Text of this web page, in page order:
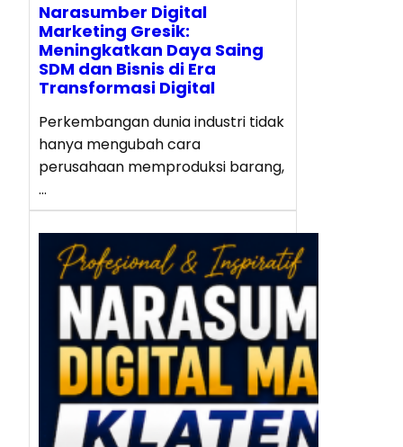
Narasumber Digital
Marketing Gresik:
Meningkatkan Daya Saing
SDM dan Bisnis di Era
Transformasi Digital
Perkembangan dunia industri tidak
hanya mengubah cara
perusahaan memproduksi barang,
…